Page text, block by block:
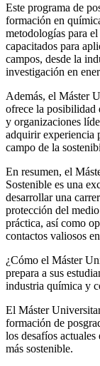
Este programa de
formación en
metodologías para
capacitados para
campos, desde la
investigación en
Además, el Máster
ofrece la posibilidad
y organizaciones
adquirir experiencia
campo de la
En resumen, el
Sostenible es una
desarrollar una
protección del
práctica, así como
contactos valiosos
¿Cómo el Máster
prepara a sus
industria química y
El Máster
formación de
los desafíos
más sostenible.